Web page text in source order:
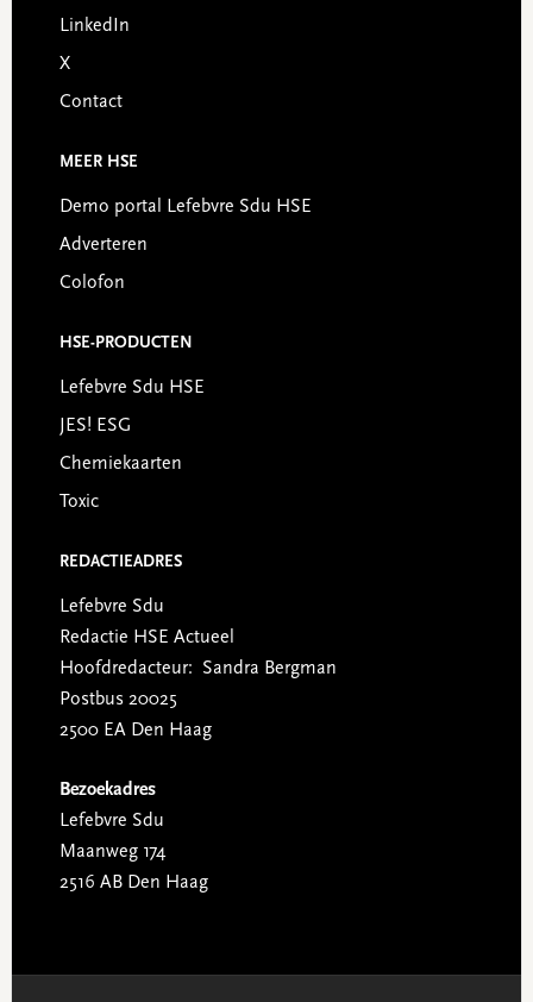
LinkedIn
X
Contact
MEER HSE
Demo portal Lefebvre Sdu HSE
Adverteren
Colofon
HSE-PRODUCTEN
Lefebvre Sdu HSE
JES! ESG
Chemiekaarten
Toxic
REDACTIEADRES
Lefebvre Sdu
Redactie HSE Actueel
Hoofdredacteur: Sandra Bergman
Postbus 20025
2500 EA Den Haag
Bezoekadres
Lefebvre Sdu
Maanweg 174
2516 AB Den Haag